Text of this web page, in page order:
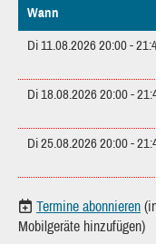
Wann
Di 11.08.2026 20:00 -
Di 18.08.2026 20:00 -
Di 25.08.2026 20:00 -
Termine abonnieren
Mobilgeräte hinzufügen)